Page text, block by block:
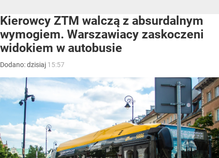
Kierowcy ZTM walczą z absurdalnym
wymogiem. Warszawiacy zaskoczeni
widokiem w autobusie
Dodano:dzisiaj 15:57